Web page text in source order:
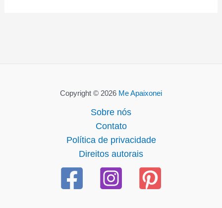
Copyright © 2026 Me Apaixonei
Sobre nós
Contato
Política de privacidade
Direitos autorais